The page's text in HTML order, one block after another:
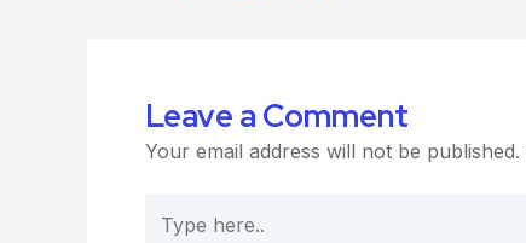
Leave a Comment
Your email address will not be published.